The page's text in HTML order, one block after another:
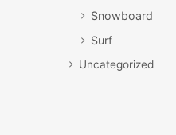
Snowboard
Surf
Uncategorized